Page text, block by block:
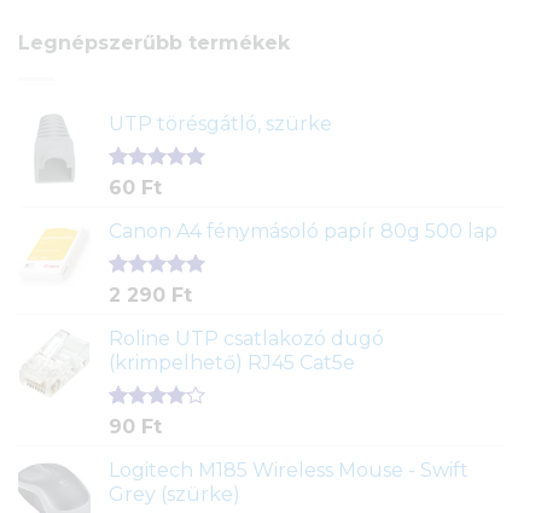
Legnépszerűbb termékek
UTP törésgátló, szürke
Értékelés
ből,
1
értékelés
alapján
60 Ft
Canon A4 fénymásoló papír 80g 500 lap
Értékelés
ből,
2
értékelés
alapján
2 290 Ft
Roline UTP csatlakozó dugó
(krimpelhető) RJ45 Cat5e
Értékelés
5-ből,
2
értékelés
alapján
90 Ft
Logitech M185 Wireless Mouse - Swift
Grey (szürke)